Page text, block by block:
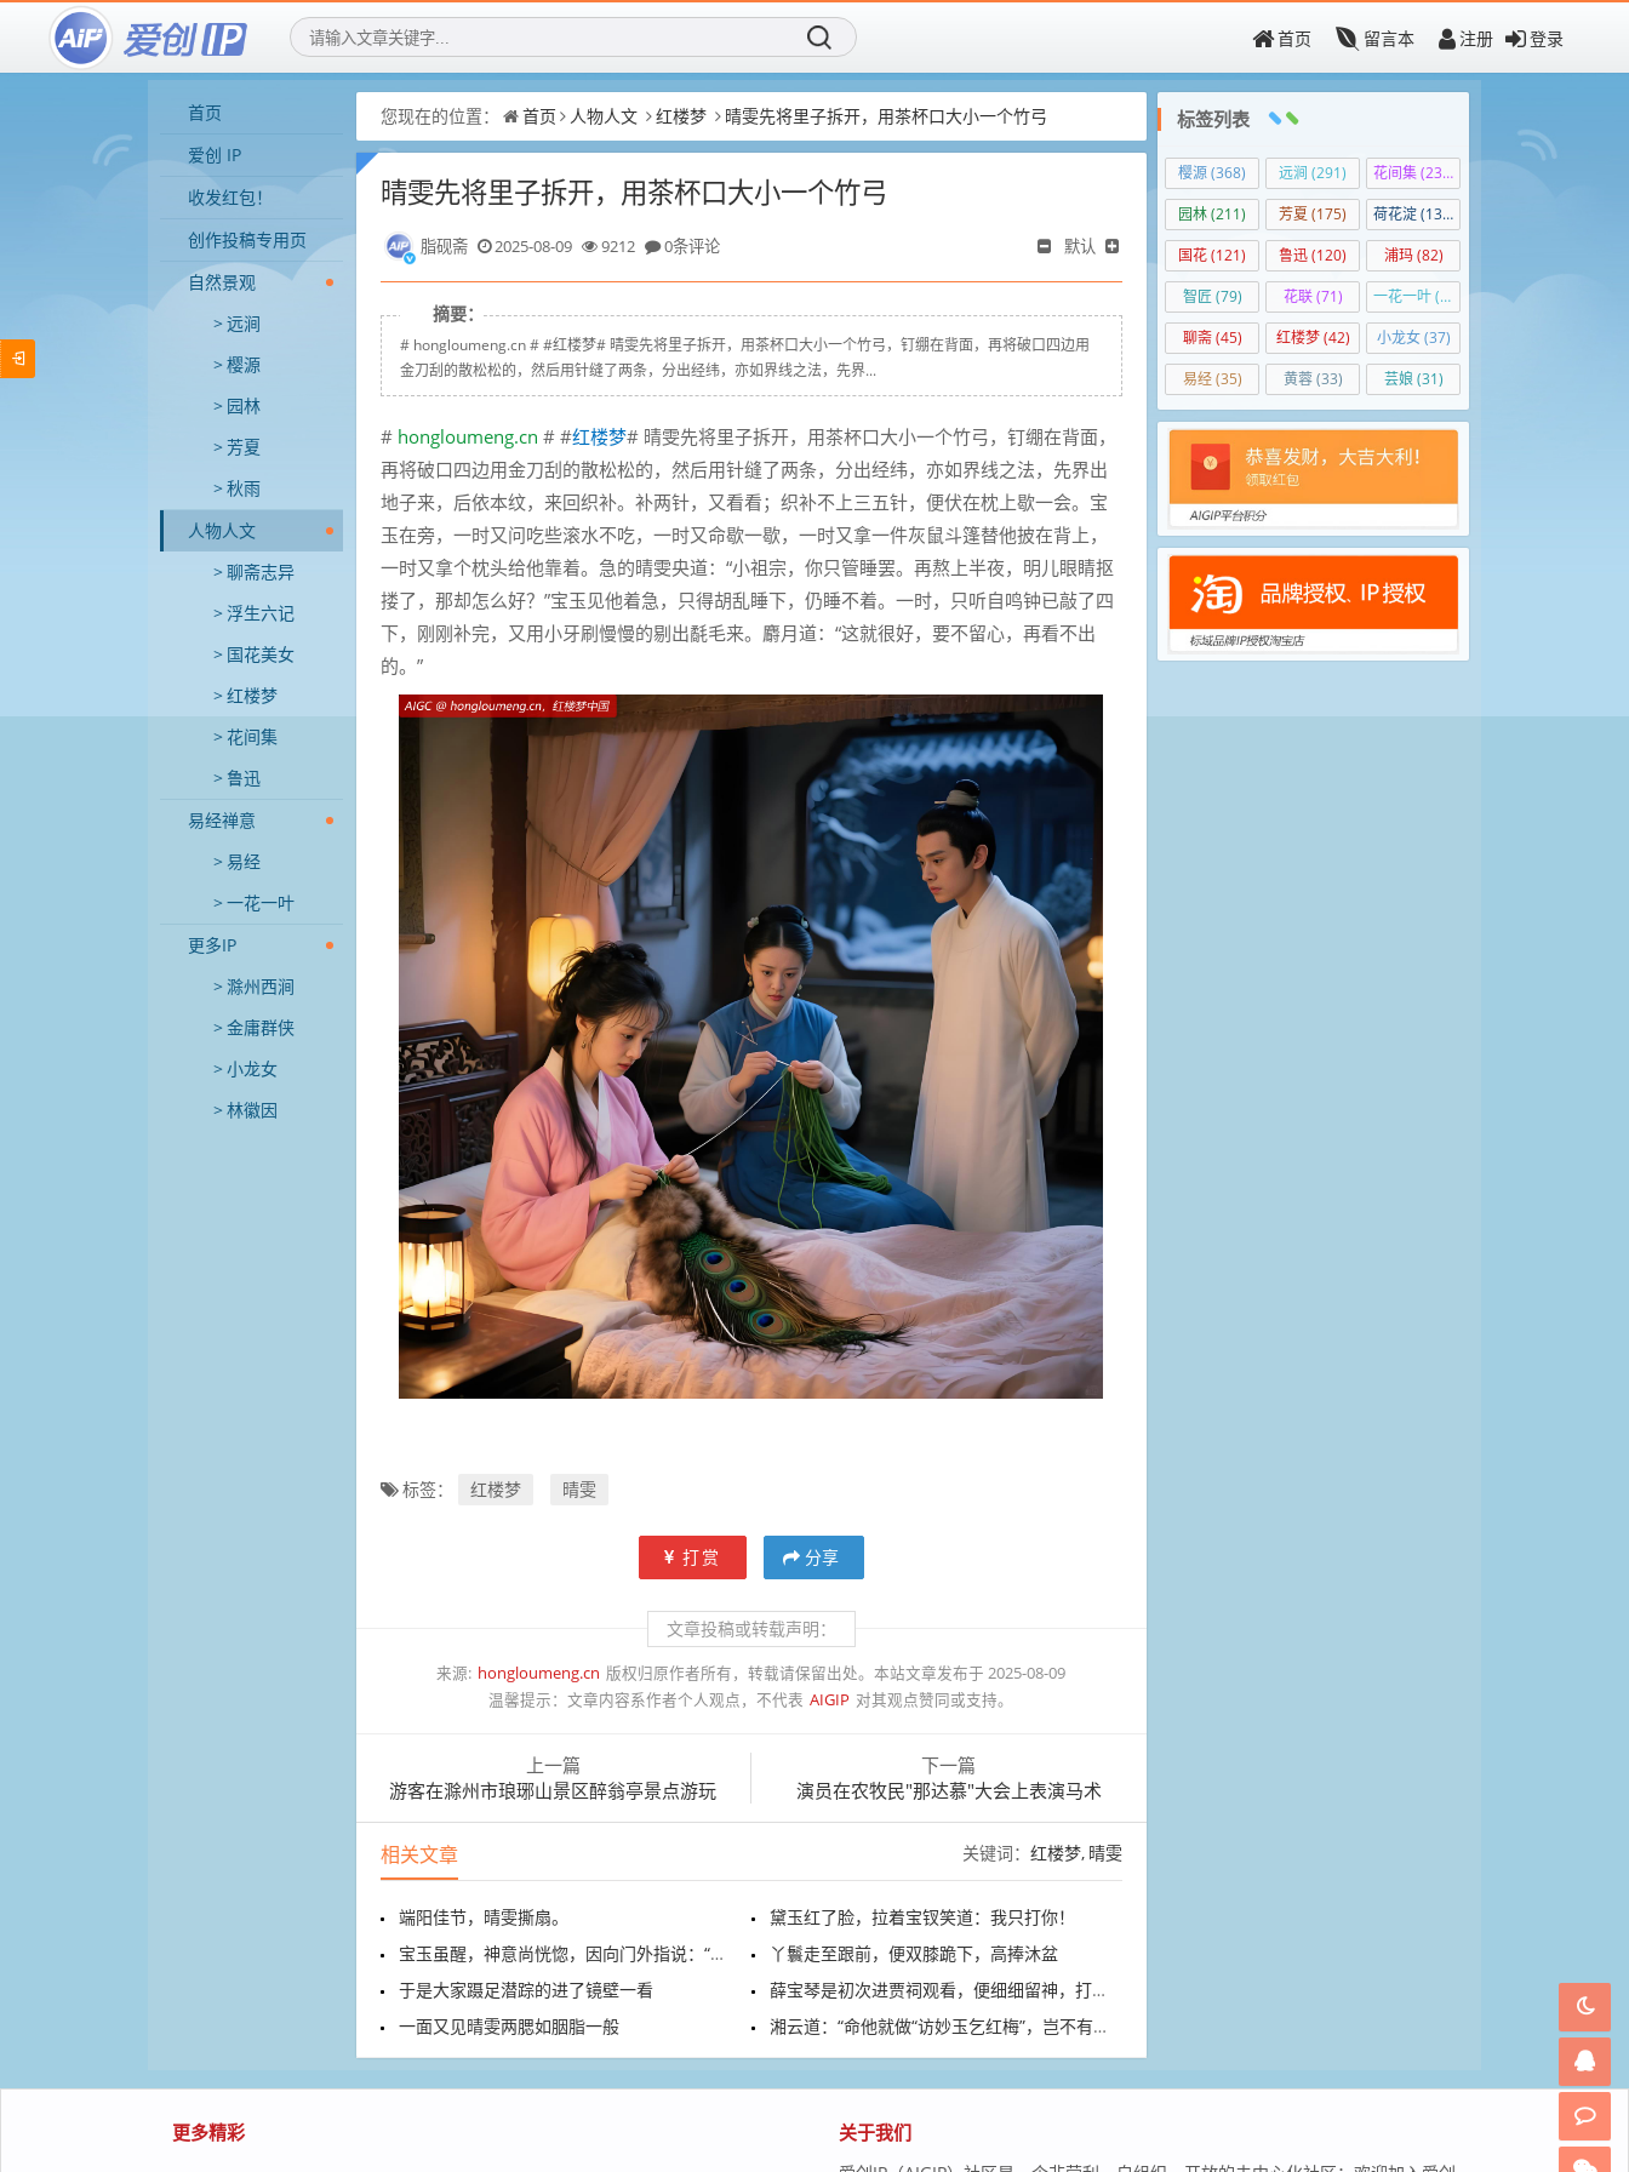
首页 留言本 注册 登录
首页
爱创 IP
收发红包！
创作投稿专用页
自然景观
远涧
樱源
园林
芳夏
秋雨
人物人文
聊斋志异
浮生六记
国花美女
红楼梦
花间集
鲁迅
易经禅意
易经
一花一叶
更多IP
滁州西涧
金庸群侠
小龙女
林徽因
您现在的位置： 首页 人物人文 红楼梦 晴雯先将里子拆开，用茶杯口大小一个竹弓
晴雯先将里子拆开，用茶杯口大小一个竹弓
脂砚斋 2025-08-09 9212 0条评论 默认
摘要：
# hongloumeng.cn # #红楼梦# 晴雯先将里子拆开，用茶杯口大小一个竹弓，钉绷在背面，再将破口四边用
金刀刮的散松松的，然后用针缝了两条，分出经纬，亦如界线之法，先界...
# hongloumeng.cn # #红楼梦# 晴雯先将里子拆开，用茶杯口大小一个竹弓，钉绷在背面，
再将破口四边用金刀刮的散松松的，然后用针缝了两条，分出经纬，亦如界线之法，先界出
地子来，后依本纹，来回织补。补两针，又看看；织补不上三五针，便伏在枕上歇一会。宝
玉在旁，一时又问吃些滚水不吃，一时又命歇一歇，一时又拿一件灰鼠斗篷替他披在背上，
一时又拿个枕头给他靠着。急的晴雯央道：“小祖宗，你只管睡罢。再熬上半夜，明儿眼睛抠
搂了，那却怎么好？”宝玉见他着急，只得胡乱睡下，仍睡不着。一时，只听自鸣钟已敲了四
下，刚刚补完，又用小牙刷慢慢的剔出氄毛来。麝月道：“这就很好，要不留心，再看不出
的。”
标签： 红楼梦 晴雯
打赏 分享
文章投稿或转载声明：
来源: hongloumeng.cn 版权归原作者所有，转载请保留出处。本站文章发布于 2025-08-09
温馨提示：文章内容系作者个人观点，不代表 AIGIP 对其观点赞同或支持。
上一篇
游客在滁州市琅琊山景区醉翁亭景点游玩
下一篇
演员在农牧民"那达慕"大会上表演马术
相关文章 关键词： 红楼梦 晴雯
端阳佳节，晴雯撕扇。
黛玉红了脸，拉着宝钗笑道：我只打你！
宝玉虽醒，神意尚恍惚，因向门外指说：“才出去了。”
丫鬟走至跟前，便双膝跪下，高捧沐盆
于是大家蹑足潜踪的进了镜壁一看
薛宝琴是初次进贾祠观看，便细细留神，打量这宗祠
一面又见晴雯两腮如胭脂一般
湘云道：“命他就做“访妙玉乞红梅”，岂不有趣？”
标签列表
樱源(368) 远涧 (291) 花间集(236)
园林(211) 芳夏 (175) 荷花淀(138)
国花(121) 鲁迅(120) 浦玛(82)
智匠 (79) 花联(71) 一花一叶(50)
聊斋(45) 红楼梦(42) 小龙女(37)
易经(35) 黄蓉(33) 芸娘(31)
更多精彩 关于我们